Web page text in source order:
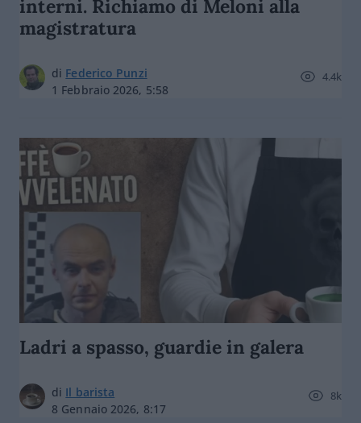
interni. Richiamo di Meloni alla
magistratura
di Federico Punzi
1 Febbraio 2026, 5:58
4.4k
Ladri a spasso, guardie in galera
di Il barista
8 Gennaio 2026, 8:17
8k